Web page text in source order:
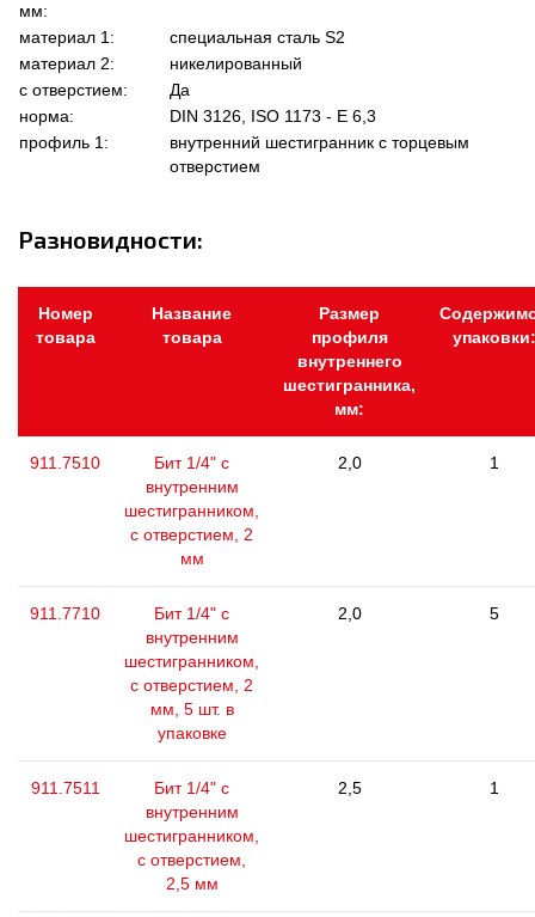
мм:
материал 1:
специальная сталь S2
материал 2:
никелированный
с отверстием:
Да
норма:
DIN 3126, ISO 1173 - E 6,3
профиль 1:
внутренний шестигранник с торцевым
отверстием
Разновидности:
Номер
товара
Название
товара
Размер
профиля
внутреннего
шестигранника,
мм:
упаковки:
911.7510
Бит 1/4" с
внутренним
шестигранником,
с отверстием, 2
мм
2,0 1
911.7710
Бит 1/4" с
внутренним
шестигранником,
с отверстием, 2
мм, 5 шт. в
упаковке
2,0 5
911.7511
Бит 1/4" с
внутренним
шестигранником,
с отверстием,
2,5 мм
2,5 1